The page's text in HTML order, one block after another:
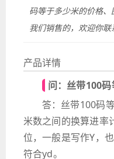
码等于多少米的价格
我们销售的，欢迎你联
产品详情
问：丝带100码
答：丝带100码
米数之间的换算进率
位，一般是写作Y，
符合yd。